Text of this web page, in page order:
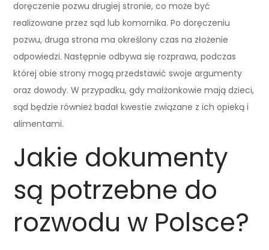
doręczenie pozwu drugiej stronie, co może być
realizowane przez sąd lub komornika. Po doręczeniu
pozwu, druga strona ma określony czas na złożenie
odpowiedzi. Następnie odbywa się rozprawa, podczas
której obie strony mogą przedstawić swoje argumenty
oraz dowody. W przypadku, gdy małżonkowie mają dzieci,
sąd będzie również badał kwestie związane z ich opieką i
alimentami.
Jakie dokumenty
są potrzebne do
rozwodu w Polsce?